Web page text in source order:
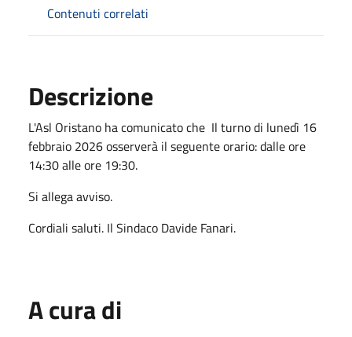
Contenuti correlati
Descrizione
L'Asl Oristano ha comunicato che Il turno di lunedì 16
febbraio 2026 osserverà il seguente orario: dalle ore
14:30 alle ore 19:30.
Si allega avviso.
Cordiali saluti. Il Sindaco Davide Fanari.
A cura di